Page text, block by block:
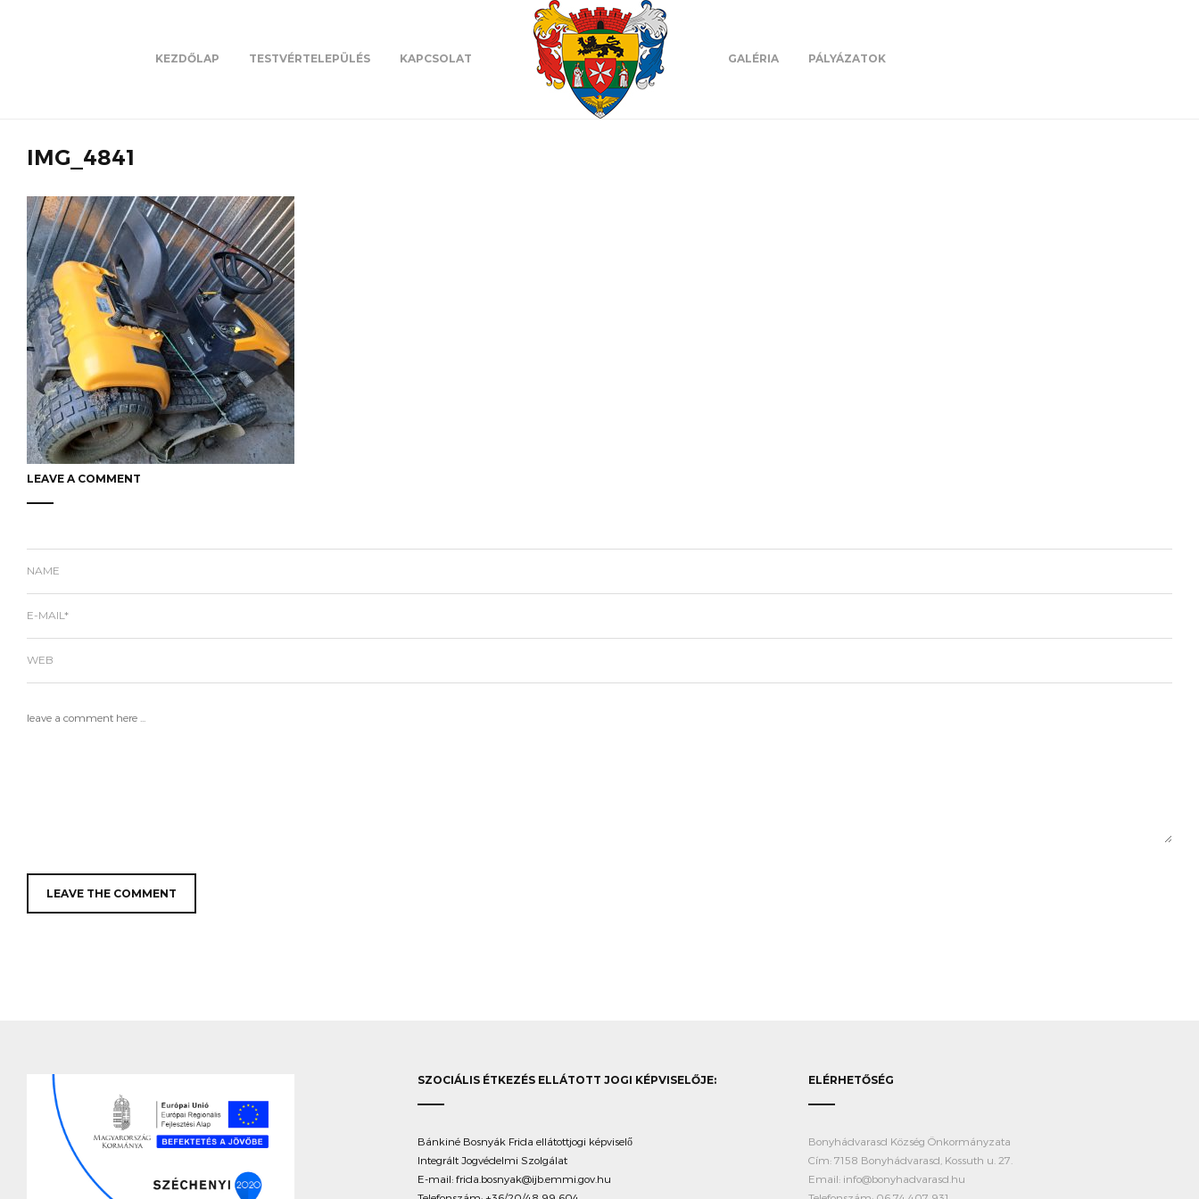
KEZDŐLAP TESTVÉRTELEPÜLÉS KAPCSOLAT GALÉRIA PÁLYÁZATOK
IMG_4841
LEAVE A COMMENT
NAME
E-MAIL*
WEB
SZOCIÁLIS ÉTKEZÉS ELLÁTOTT JOGI KÉPVISELŐJE:
Bánkiné Bosnyák Frida ellátottjogi képviselő
Integrált Jogvédelmi Szolgálat
E-mail: frida.bosnyak@ijb.emmi.gov.hu
ELÉRHETŐSÉG
Bonyhádvarasd Község Önkormányzata
Cím: 7158 Bonyhádvarasd, Kossuth u. 27.
Email: info@bonyhadvarasd.hu